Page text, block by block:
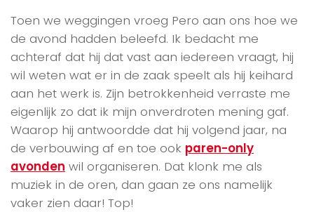
Toen we weggingen vroeg Pero aan ons hoe we
de avond hadden beleefd. Ik bedacht me
achteraf dat hij dat vast aan iedereen vraagt, hij
wil weten wat er in de zaak speelt als hij keihard
aan het werk is. Zijn betrokkenheid verraste me
eigenlijk zo dat ik mijn onverdroten mening gaf.
Waarop hij antwoordde dat hij volgend jaar, na
de verbouwing af en toe ook paren-only
avonden wil organiseren. Dat klonk me als
muziek in de oren, dan gaan ze ons namelijk
vaker zien daar! Top!